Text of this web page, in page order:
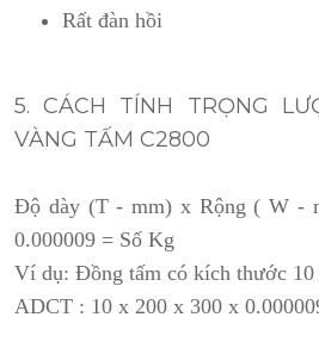
Rất đàn hồi
5. CÁCH TÍNH TRỌNG
VÀNG TẤM C2800
Độ dày (T - mm) x Rộng ( W -
0.000009 = Số Kg
Ví dụ: Đồng tấm có kích thước
ADCT : 10 x 200 x 300 x